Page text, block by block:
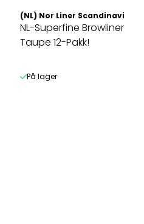
(NL) Nor Liner Scandinavia AS
NL-Superfine Browliner
Taupe 12-Pakk!
På lager